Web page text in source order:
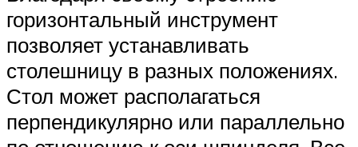
горизонтальный инструмент
позволяет устанавливать
столешницу в разных положениях.
Стол может располагаться
перпендикулярно или параллельно